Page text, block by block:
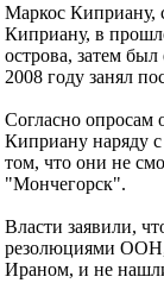
Маркос Киприану,
Киприану, в
острова, затем
2008 году занял
Согласно опросам
Киприану наряду
том, что они не
"Мончегорск".
Власти заявили,
резолюциями ООН,
Ираном, и не